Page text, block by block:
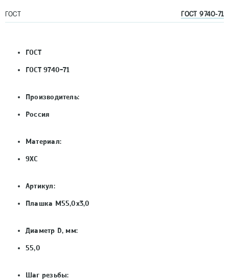
ГОСТ ГОСТ 9740-71
ГОСТ
ГОСТ 9740-71
Производитель:
Россия
Материал:
9ХС
Артикул:
Плашка М55,0х3,0
Диаметр D, мм:
55,0
Шаг резьбы: